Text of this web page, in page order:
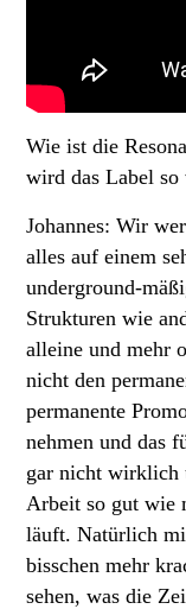
Wie ist die
wird das Label so
Johannes: Wir
alles auf einem
underground-
Strukturen wie
alleine und mehr
nicht den
permanente
nehmen und das
gar nicht wirklich
Arbeit so gut wie
läuft. Natürlich
bisschen mehr
sehen, was die